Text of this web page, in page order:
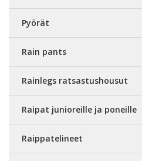
Pyörät
Rain pants
Rainlegs ratsastushousut
Raipat junioreille ja poneille
Raippatelineet